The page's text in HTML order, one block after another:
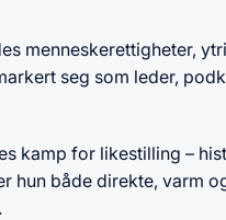
menneskerettigheter,
seg som leder,
kamp for likestilling –
hun både direkte, varm